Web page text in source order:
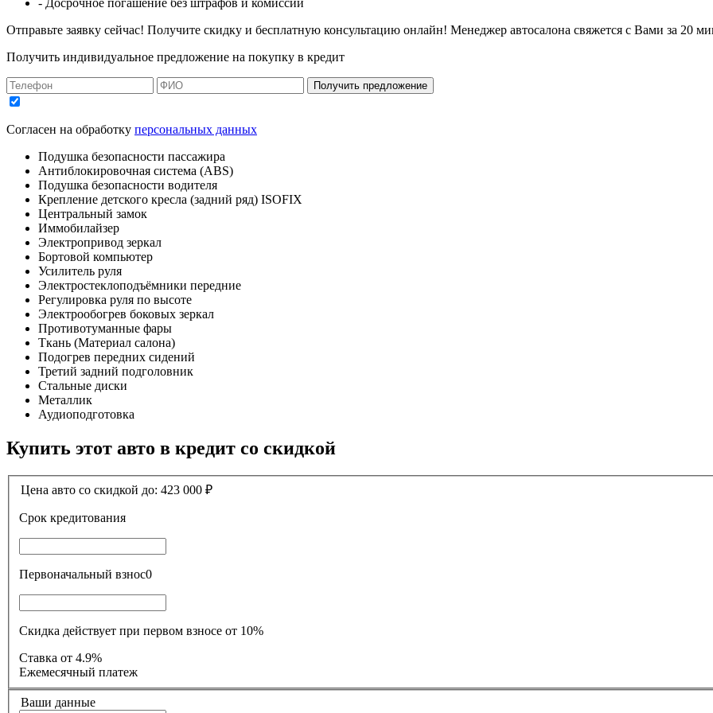
- Досрочное погашение без штрафов и комиссий
Отправьте заявку сейчас! Получите скидку и бесплатную консультацию онлайн! Менеджер автосалона свяжется с Вами за 20
Получить индивидуальное предложение на покупку в кредит
Получить предложение
Согласен на обработку персональных данных
Подушка безопасности пассажира
Антиблокировочная система (ABS)
Подушка безопасности водителя
Крепление детского кресла (задний ряд) ISOFIX
Центральный замок
Иммобилайзер
Электропривод зеркал
Бортовой компьютер
Усилитель руля
Электростеклоподъёмники передние
Регулировка руля по высоте
Электрообогрев боковых зеркал
Противотуманные фары
Ткань (Материал салона)
Подогрев передних сидений
Третий задний подголовник
Стальные диски
Металлик
Аудиоподготовка
Купить этот авто в кредит со скидкой
Цена авто со скидкой до: 423 000 ₽
Срок кредитования
Первоначальный взнос0
Скидка действует при первом взносе от 10%
Ставка
от 4.9%
Ежемесячный платеж
Ваши данные